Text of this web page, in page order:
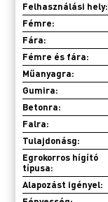
Felhasználási hely:
Fémre:
Fára:
Fémre és fára:
Műanyagra:
Gumira:
Betonra:
Falra:
Tulajdonásg:
Egrokorros hígító
típusa:
Alapozást igényel: